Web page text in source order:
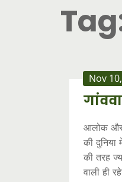
Nov
आलोक और
की दुनिया
की तरह
वाली ही